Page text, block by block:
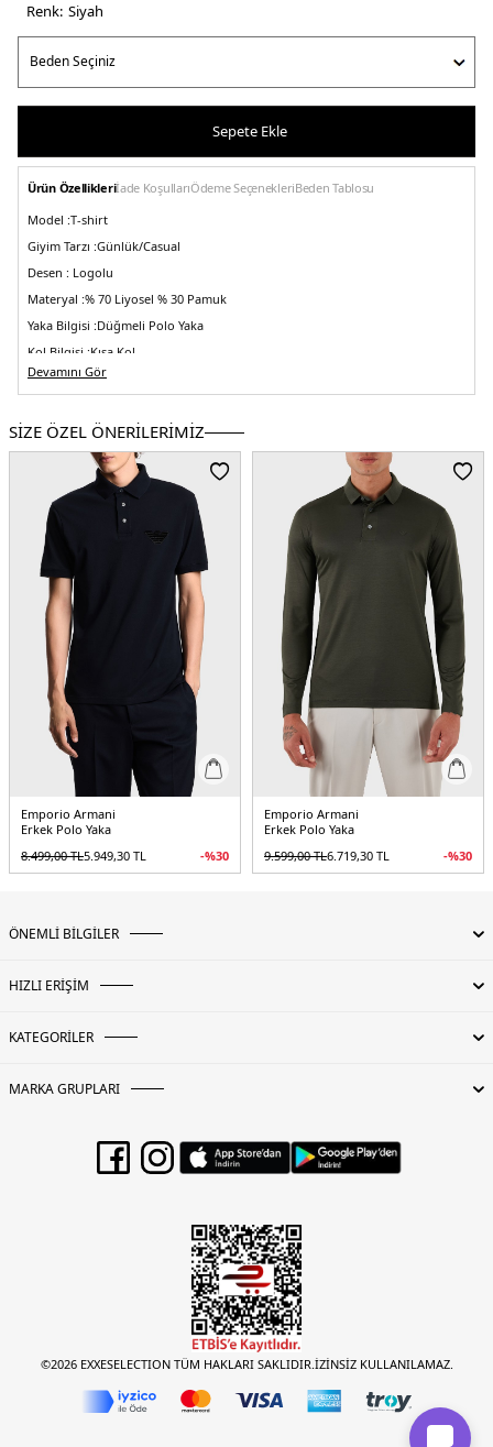
Renk: si̇yah
Sepete Ekle
Ürün Özellikleriİade KoşullarıÖdeme SeçenekleriBeden Tablosu
Model :T-shirt
Giyim Tarzı :Günlük/Casual
Desen : Logolu
Materyal :% 70 Liyosel % 30 Pamuk
Yaka Bilgisi :Düğmeli Polo Yaka
Kol Bilgisi :Kısa Kol
Kalıp Bilgisi :Regular Fit
5DK1EM002971AF10017FC242.07
Devamını Gör
SİZE ÖZEL ÖNERİLERİMİZ
Emporio Armani
Erkek Polo Yaka
8.499,00TL5.949,30 TL -%30
Emporio Armani
Erkek Polo Yaka
9.599,00TL6.719,30 TL -%30
ÖNEMLİ BİLGİLER
HIZLI ERİŞİM
KATEGORİLER
MARKA GRUPLARI
©2026 EXXESELECTION TÜM HAKLARI SAKLIDIR.İZİNSİZ KULLANILAMAZ.